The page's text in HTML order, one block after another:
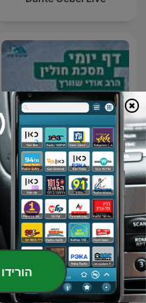
דף יומי הר עציון - חולין